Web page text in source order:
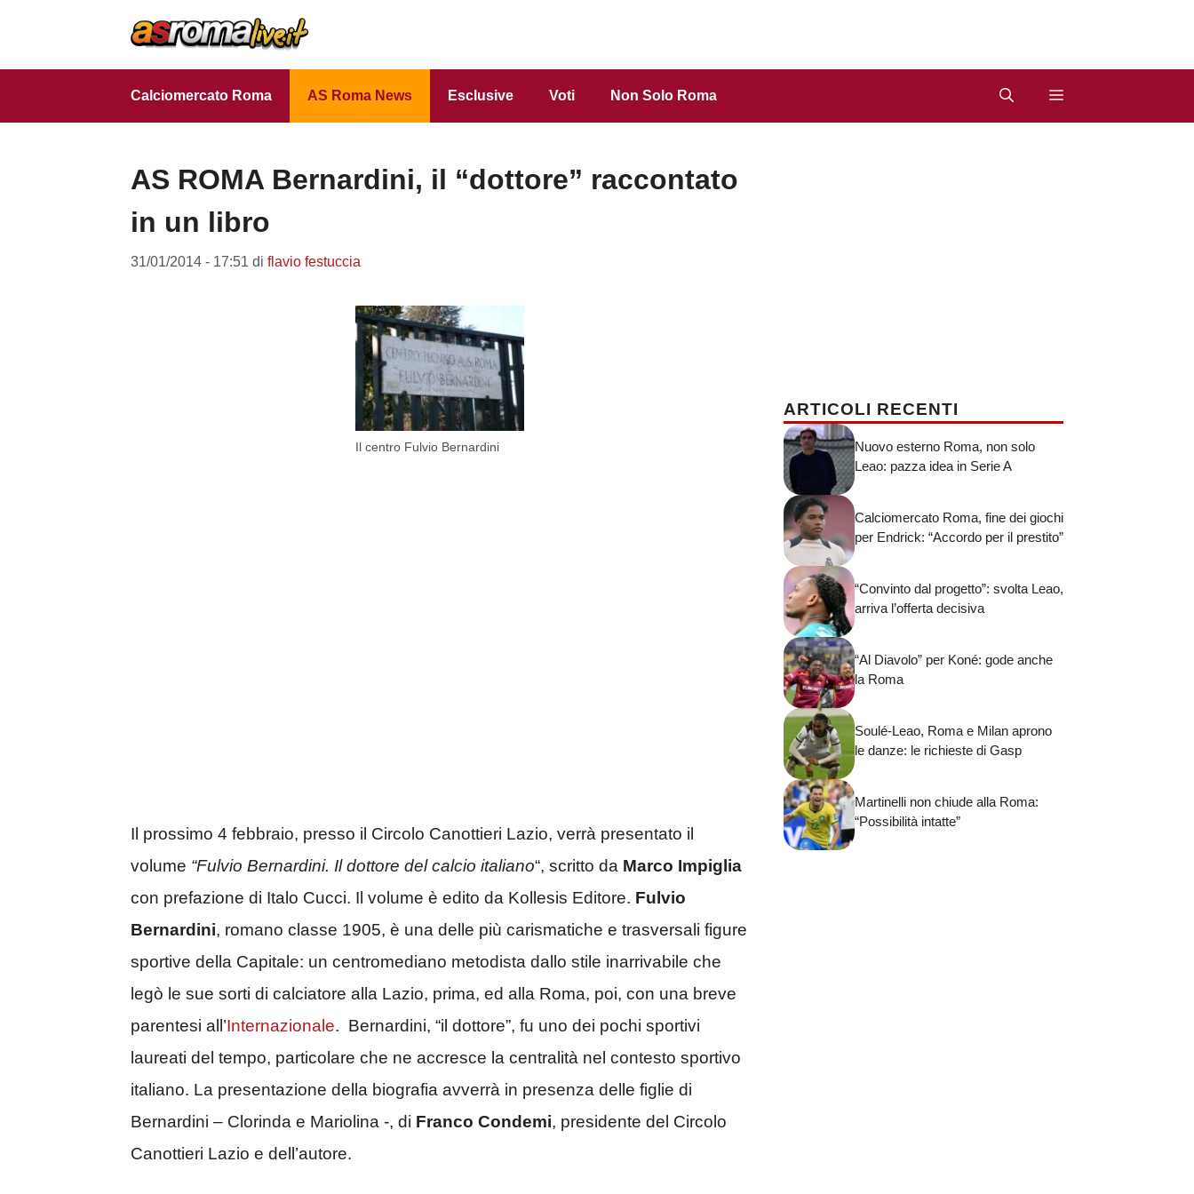
Calciomercato Roma AS Roma News Esclusive Voti Non Solo Roma
AS ROMA Bernardini, il “dottore” raccontato
in un libro
31/01/2014 - 17:51 di flavio festuccia
Il centro Fulvio Bernardini
Il prossimo 4 febbraio, presso il Circolo Canottieri Lazio, verrà presentato il
volume “Fulvio Bernardini. Il dottore del calcio italiano“, scritto da Marco Impiglia
con prefazione di Italo Cucci. Il volume è edito da Kollesis Editore. Fulvio
Bernardini, romano classe 1905, è una delle più carismatiche e trasversali figure
sportive della Capitale: un centromediano metodista dallo stile inarrivabile che
legò le sue sorti di calciatore alla Lazio, prima, ed alla Roma, poi, con una breve
parentesi all’Internazionale. Bernardini, “il dottore”, fu uno dei pochi sportivi
laureati del tempo, particolare che ne accresce la centralità nel contesto sportivo
italiano. La presentazione della biografia avverrà in presenza delle figlie di
Bernardini – Clorinda e Mariolina -, di Franco Condemi, presidente del Circolo
Canottieri Lazio e dell’autore.
ARTICOLI RECENTI
Nuovo esterno Roma, non solo
Leao: pazza idea in Serie A
Calciomercato Roma, fine dei giochi
per Endrick: “Accordo per il prestito”
“Convinto dal progetto”: svolta Leao,
arriva l’offerta decisiva
“Al Diavolo” per Koné: gode anche
la Roma
Soulé-Leao, Roma e Milan aprono
le danze: le richieste di Gasp
Martinelli non chiude alla Roma:
“Possibilità intatte”